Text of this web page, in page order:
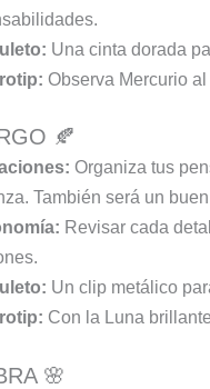
Una cinta dorada
Observa Mercurio
🍂
Organiza tus
También será un
Revisar cada
Un clip metálico
Con la Luna
🌸